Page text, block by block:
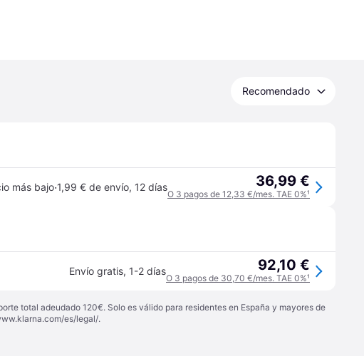
Recomendado
más bajo·1,99 € de envío, 12 días 36,99 €
O 3 pagos de 12,33 €/mes. TAE 0%¹
Envío gratis, 1-2 días 92,10 €
O 3 pagos de 30,70 €/mes. TAE 0%¹
total adeudado 120€. Solo es válido para residentes en España y mayores de
es/legal/.